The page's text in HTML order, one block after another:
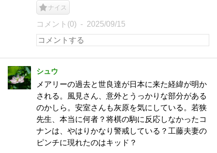
ナイス
コメント(0) 2025/09/15
シュウ
メアリーの過去と世良達が日本に来た経緯が明か
される。風見さん、意外とうっかりな部分がある
のかしら。安室さんも灰原を気にしている。若狭
先生、本当に何者？将棋の駒に反応しなかったコ
ナンは、やはりかなり警戒している？工藤夫妻の
ピンチに現れたのはキッド？